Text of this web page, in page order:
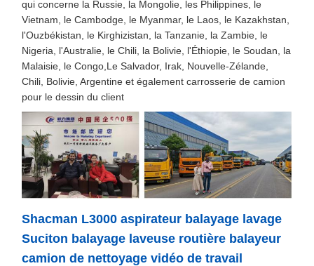
qui concerne la Russie, la Mongolie, les Philippines, le
Vietnam, le Cambodge, le Myanmar, le Laos, le Kazakhstan,
l'Ouzbékistan, le Kirghizistan, la Tanzanie, la Zambie, le
Nigeria, l'Australie, le Chili, la Bolivie, l'Éthiopie, le Soudan, la
Malaisie, le Congo,Le Salvador, Irak, Nouvelle-Zélande,
Chili, Bolivie, Argentine et également carrosserie de camion
pour le dessin du client
Shacman L3000 aspirateur balayage lavage
Suciton balayage laveuse routière balayeur
camion de nettoyage vidéo de travail